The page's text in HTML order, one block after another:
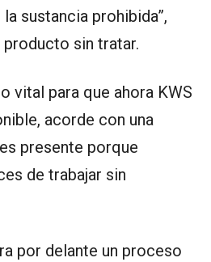
sustancia prohibida”,
producto sin tratar.
vital para que ahora KWS
acorde con una
presente porque
de trabajar sin
por delante un proceso